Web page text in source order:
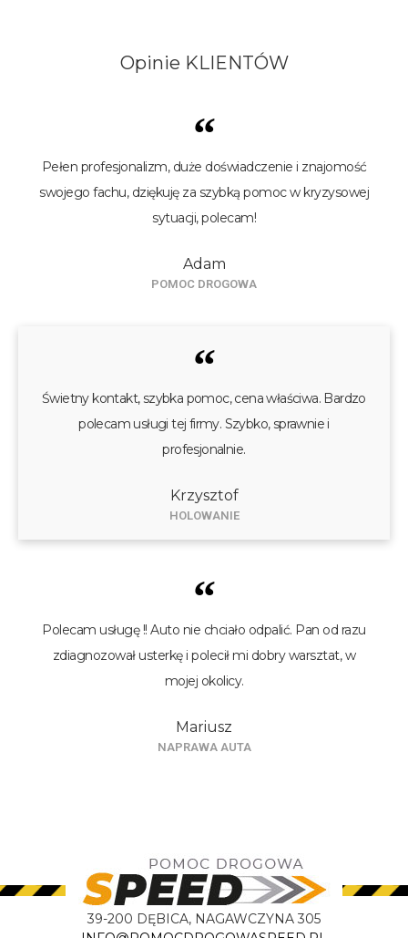
Opinie KLIENTÓW
“
Pełen profesjonalizm, duże doświadczenie i znajomość
swojego fachu, dziękuję za szybką pomoc w kryzysowej
sytuacji, polecam!
Adam
POMOC DROGOWA
“
Świetny kontakt, szybka pomoc, cena właściwa. Bardzo
polecam usługi tej firmy. Szybko, sprawnie i
profesjonalnie.
Krzysztof
HOLOWANIE
“
Polecam usługę !! Auto nie chciało odpalić. Pan od razu
zdiagnozował usterkę i polecił mi dobry warsztat, w
mojej okolicy.
Mariusz
NAPRAWA AUTA
39-200 DĘBICA, NAGAWCZYNA 305